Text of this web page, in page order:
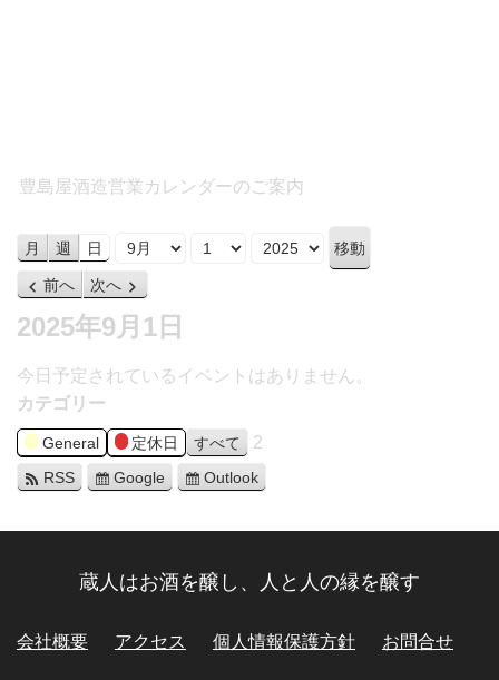
豊島屋酒造営業カレンダーのご案内
月 週 日 月 日 年
前へ 次へ
2025年9月1日
今日予定されているイベントはありません。
カテゴリー
General 定休日 すべて 2
RSS Google Outlook
蔵人はお酒を醸し、人と人の縁を醸す
会社概要 アクセス 個人情報保護方針 お問合せ